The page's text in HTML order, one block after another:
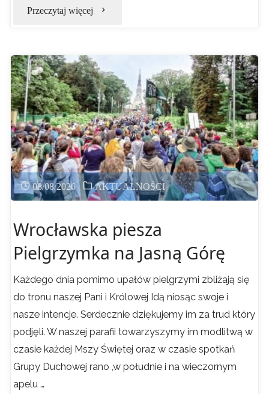
Przeczytaj więcej "Nabożeństwo
13
sierpnia
godz.18.00"
08/08/2026 AKTUALNOŚCI
Wrocławska piesza
Pielgrzymka na Jasną Górę
Każdego dnia pomimo upałów pielgrzymi zbliżają się
do tronu naszej Pani i Królowej Idą niosąc swoje i
nasze intencje. Serdecznie dziękujemy im za trud który
podjęli. W naszej parafii towarzyszymy im modlitwą w
czasie każdej Mszy Świętej oraz w czasie spotkań
Grupy Duchowej rano ,w południe i na wieczornym
apelu …